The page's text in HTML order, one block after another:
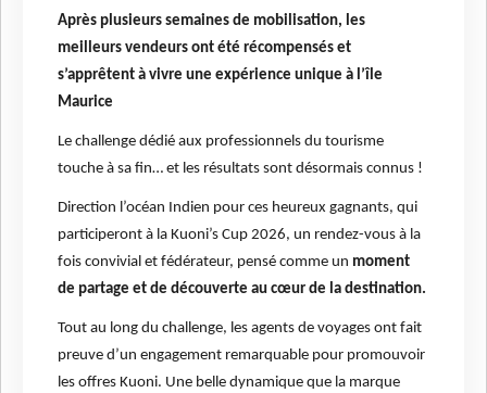
Après plusieurs semaines de mobilisation, les
meilleurs vendeurs ont été récompensés et
s’apprêtent à vivre une expérience unique à l’île
Maurice
Le challenge dédié aux professionnels du tourisme
touche à sa fin… et les résultats sont désormais connus !
Direction l’océan Indien pour ces heureux gagnants, qui
participeront à la Kuoni’s Cup 2026, un rendez-vous à la
fois convivial et fédérateur, pensé comme un moment
de partage et de découverte au cœur de la destination.
Tout au long du challenge, les agents de voyages ont fait
preuve d’un engagement remarquable pour promouvoir
les offres Kuoni. Une belle dynamique que la marque